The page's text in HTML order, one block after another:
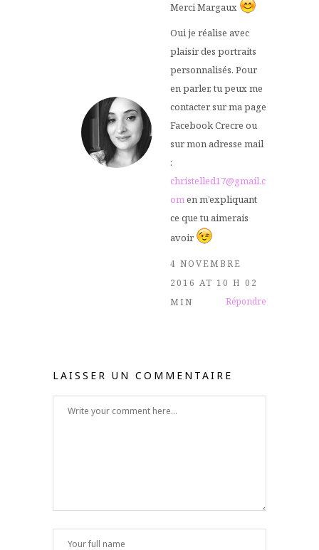
Merci Margaux
Oui je réalise avec
plaisir des portraits
personnalisés. Pour
en parler, tu peux me
contacter sur ma page
Facebook Crecre ou
sur mon adresse mail
:
christelled17@gmail.c
omen m’expliquant
ce que tu aimerais
avoir
4 NOVEMBRE
2016 AT 10 H 02
MIN
Répondre
LAISSER UN COMMENTAIRE